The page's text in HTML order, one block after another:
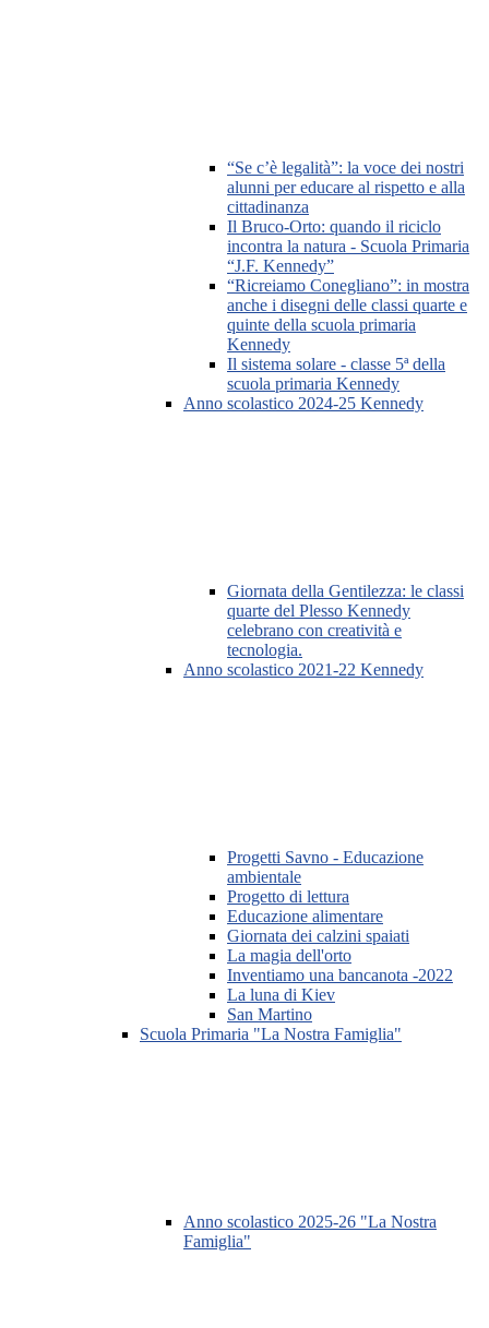
“Se c’è legalità”: la voce dei nostri
alunni per educare al rispetto e alla
cittadinanza
Il Bruco-Orto: quando il riciclo
incontra la natura - Scuola Primaria
“J.F. Kennedy”
“Ricreiamo Conegliano”: in mostra
anche i disegni delle classi quarte e
quinte della scuola primaria
Kennedy
Il sistema solare - classe 5ª della
scuola primaria Kennedy
Anno scolastico 2024-25 Kennedy
Giornata della Gentilezza: le classi
quarte del Plesso Kennedy
celebrano con creatività e
tecnologia.
Anno scolastico 2021-22 Kennedy
Progetti Savno - Educazione
ambientale
Progetto di lettura
Educazione alimentare
Giornata dei calzini spaiati
La magia dell'orto
Inventiamo una bancanota -2022
La luna di Kiev
San Martino
Scuola Primaria "La Nostra Famiglia"
Anno scolastico 2025-26 "La Nostra
Famiglia"